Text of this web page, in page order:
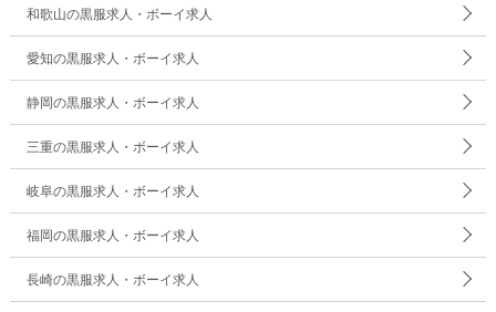
和歌山の黒服求人・ボーイ求人
愛知の黒服求人・ボーイ求人
静岡の黒服求人・ボーイ求人
三重の黒服求人・ボーイ求人
岐阜の黒服求人・ボーイ求人
福岡の黒服求人・ボーイ求人
長崎の黒服求人・ボーイ求人